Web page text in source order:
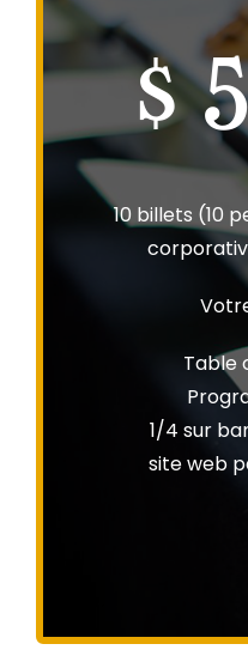
$
10 billets (10
Table
1/4 sur
site web